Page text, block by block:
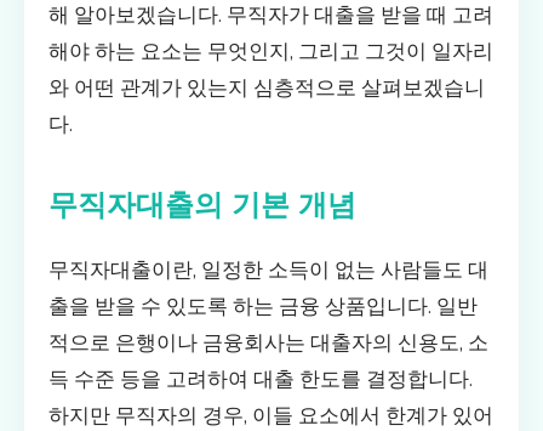
해 알아보겠습니다. 무직자가 대출을 받을 때 고려
해야 하는 요소는 무엇인지, 그리고 그것이 일자리
와 어떤 관계가 있는지 심층적으로 살펴보겠습니
다.
무직자대출의 기본 개념
무직자대출이란, 일정한 소득이 없는 사람들도 대
출을 받을 수 있도록 하는 금융 상품입니다. 일반
적으로 은행이나 금융회사는 대출자의 신용도, 소
득 수준 등을 고려하여 대출 한도를 결정합니다.
하지만 무직자의 경우, 이들 요소에서 한계가 있어